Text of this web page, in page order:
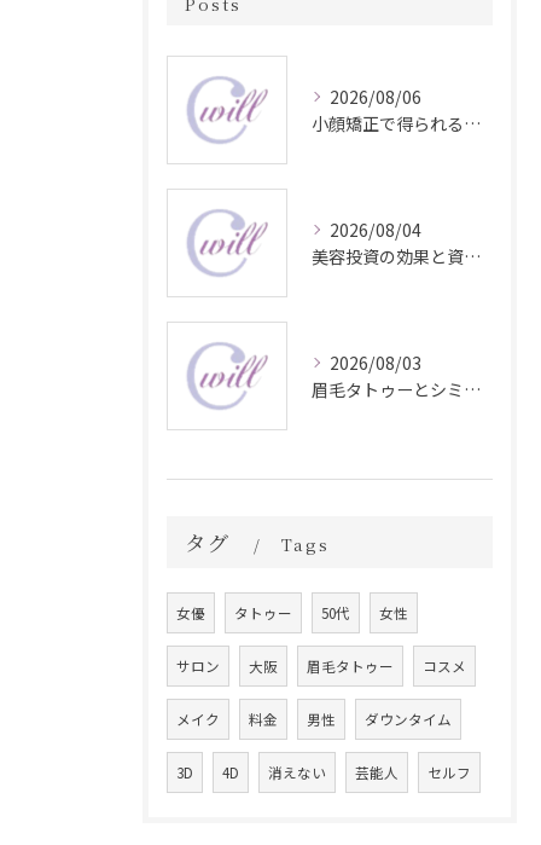
2026/08/06
小顔矯正で得られる顔変化の科学的効果
2026/08/04
美容投資の効果と資産価値の解説
2026/08/03
眉毛タトゥーとシミ予防に効く食材解説
タグ Tags
女優 タトゥー 50代 女性
サロン 大阪 眉毛タトゥー コスメ
メイク 料金 男性 ダウンタイム
3D 4D 消えない 芸能人 セルフ